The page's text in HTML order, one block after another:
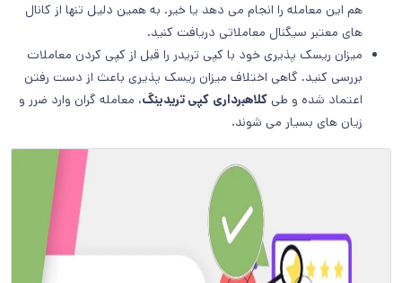
هم این معامله را انجام می دهد یا خیر. به همین دلیل تنها از کانال
های معتبر سیگنال معاملاتی دریافت کنید.
میزان ریسک پذیری خود با کپی تریدر را قبل از کپی کردن معاملات
بررسی کنید. گاهی اختلاف میزان ریسک پذیری باعث از دست رفتن
اعتماد شده و طی کلاهبرداری کپی تریدینگ، معامله گران وارد ضرر و
زیان های بسیار می شوند.